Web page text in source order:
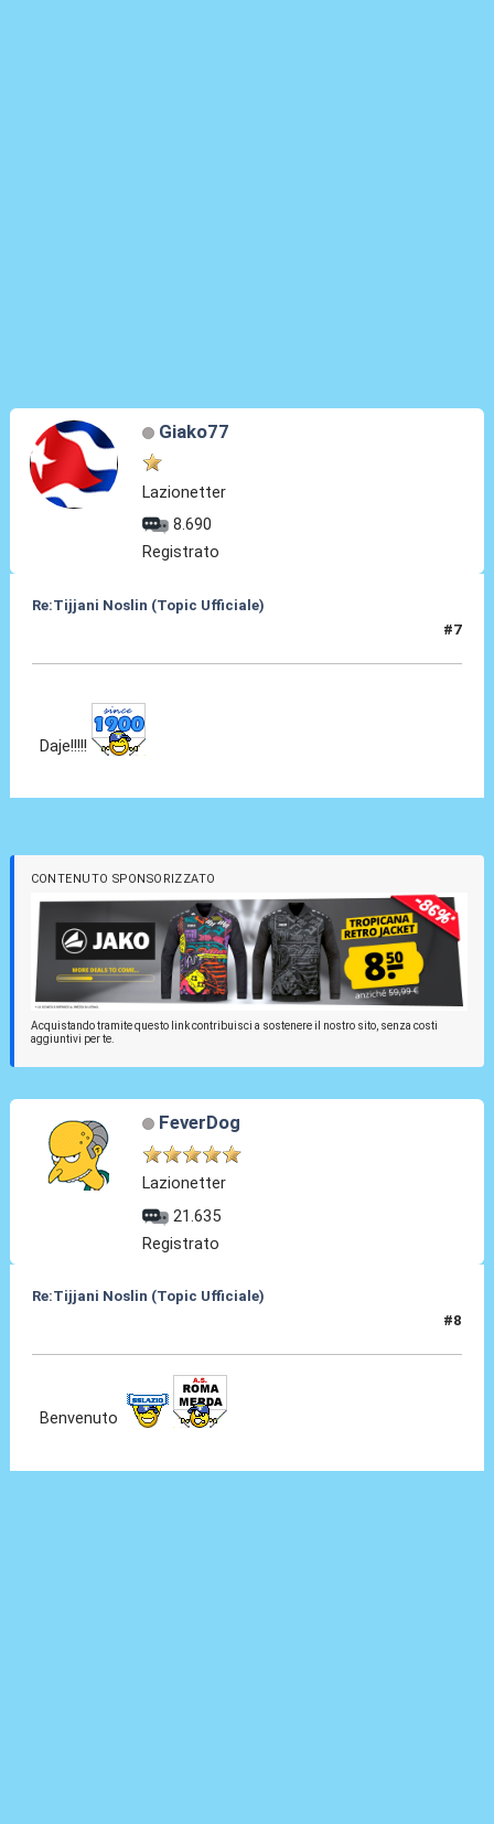
Giako77
Lazionetter
8.690
Registrato
Re:Tijjani Noslin (Topic Ufficiale)
#7
Daje!!!!!
CONTENUTO SPONSORIZZATO
Acquistando tramite questo link contribuisci a sostenere il nostro sito, senza costi
aggiuntivi per te.
FeverDog
Lazionetter
21.635
Registrato
Re:Tijjani Noslin (Topic Ufficiale)
#8
Benvenuto